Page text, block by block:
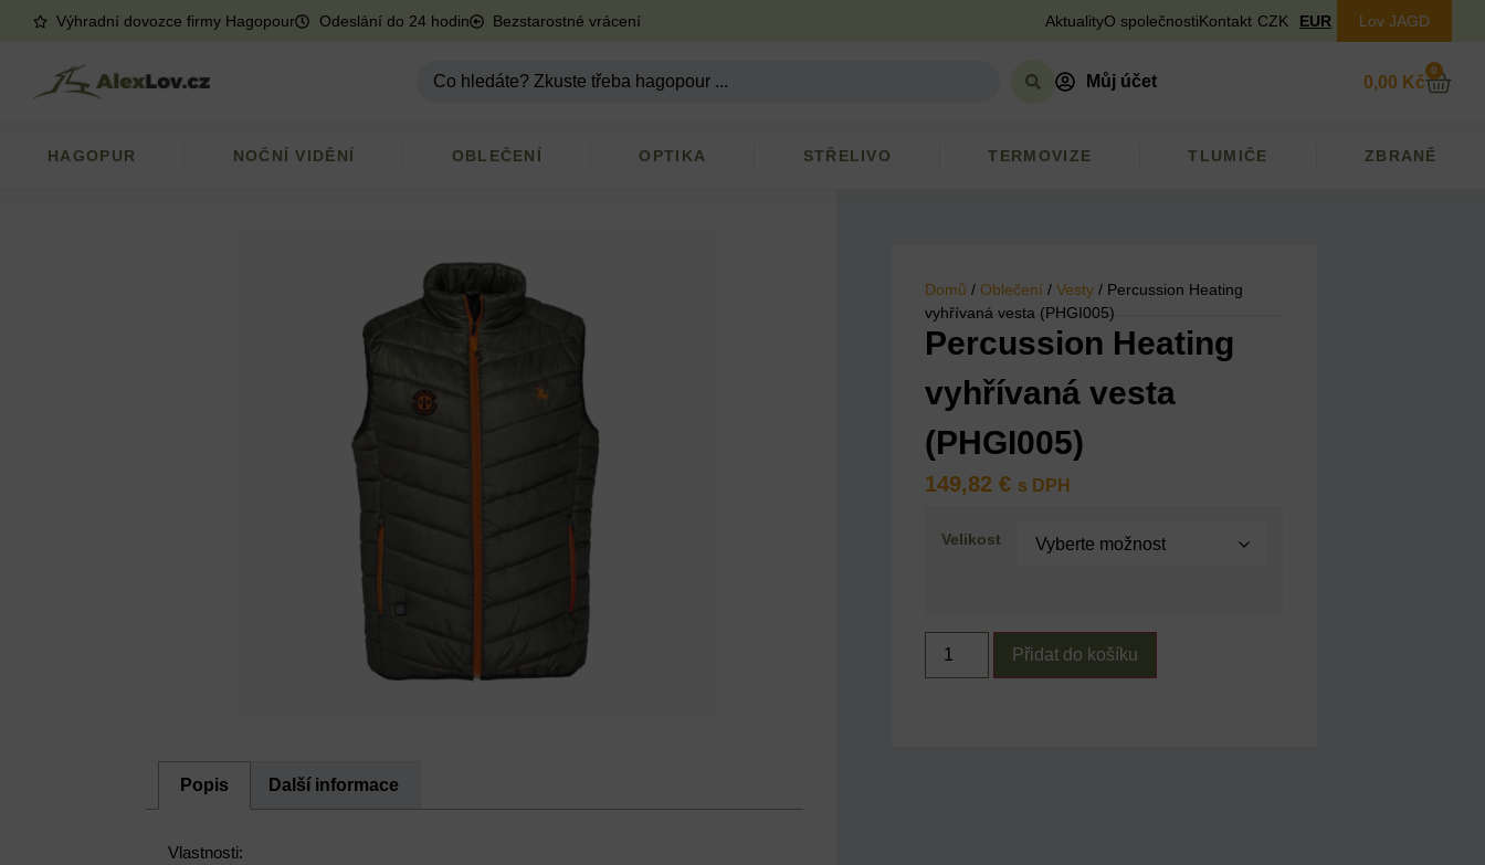
Výhradní dovozce firmy Hagopour Odeslání do 24 hodin Bezstarostné vrácení AktualityO společnostiKontakt CZK EUR Lov JAGD
Můj účet 0,00 Kč
0
HAGOPUR NOČNÍ VIDĚNÍ OBLEČENÍ OPTIKA STŘELIVO TERMOVIZE TLUMIČE ZBRANĚ
Popis Další informace
Vlastnosti:
Domů / Oblečení /Vesty / Percussion Heating
vyhřívaná vesta (PHGI005)
Percussion Heating
vyhřívaná vesta
(PHGI005)
149,82€ s DPH
Velikost
Přidat do košíku